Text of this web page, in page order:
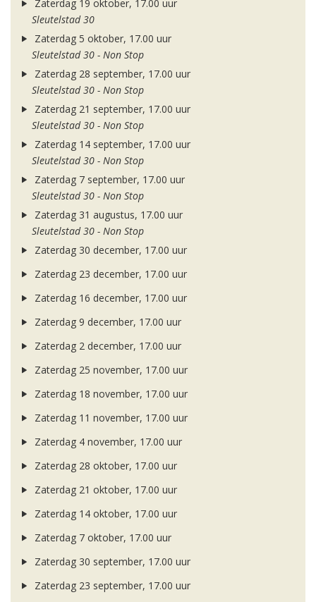
Zaterdag 19 oktober, 17.00 uur
Sleutelstad 30
Zaterdag 5 oktober, 17.00 uur
Sleutelstad 30 - Non Stop
Zaterdag 28 september, 17.00 uur
Sleutelstad 30 - Non Stop
Zaterdag 21 september, 17.00 uur
Sleutelstad 30 - Non Stop
Zaterdag 14 september, 17.00 uur
Sleutelstad 30 - Non Stop
Zaterdag 7 september, 17.00 uur
Sleutelstad 30 - Non Stop
Zaterdag 31 augustus, 17.00 uur
Sleutelstad 30 - Non Stop
Zaterdag 30 december, 17.00 uur
Zaterdag 23 december, 17.00 uur
Zaterdag 16 december, 17.00 uur
Zaterdag 9 december, 17.00 uur
Zaterdag 2 december, 17.00 uur
Zaterdag 25 november, 17.00 uur
Zaterdag 18 november, 17.00 uur
Zaterdag 11 november, 17.00 uur
Zaterdag 4 november, 17.00 uur
Zaterdag 28 oktober, 17.00 uur
Zaterdag 21 oktober, 17.00 uur
Zaterdag 14 oktober, 17.00 uur
Zaterdag 7 oktober, 17.00 uur
Zaterdag 30 september, 17.00 uur
Zaterdag 23 september, 17.00 uur